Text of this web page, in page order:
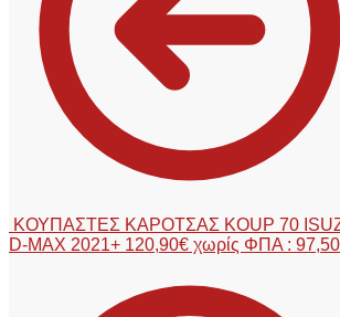
ΚΟΥΠΑΣΤΕΣ ΚΑΡΟΤΣΑΣ KOUP 70
D-MAX 2021+ 120,90€ χωρίς ΦΠΑ : 97,50